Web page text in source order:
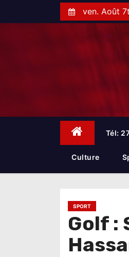
t
ven. Août
Tél:
Culture
SPORT
Golf :